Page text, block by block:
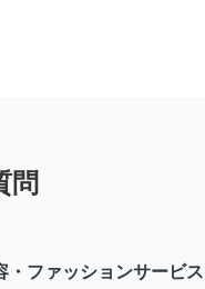
問
・ファッションサービ